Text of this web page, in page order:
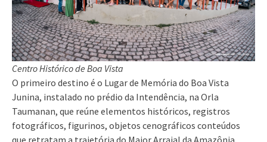
Centro Histórico de Boa Vista
O primeiro destino é o Lugar de Memória do Boa Vista
Junina, instalado no prédio da Intendência, na Orla
Taumanan, que reúne elementos históricos, registros
fotográficos, figurinos, objetos cenográficos conteúdos